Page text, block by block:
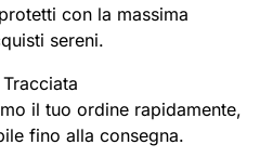
con la massima
sereni.
il tuo ordine rapidamente,
fino alla consegna.